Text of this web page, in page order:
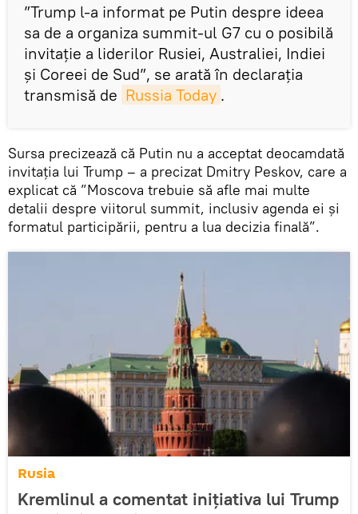
”Trump l-a informat pe Putin despre ideea
sa de a organiza summit-ul G7 cu o posibilă
invitație a liderilor Rusiei, Australiei, Indiei
și Coreei de Sud”, se arată în declarația
transmisă de Russia Today .
Sursa precizează că Putin nu a acceptat deocamdată
invitația lui Trump – a precizat Dmitry Peskov, care a
explicat că ”Moscova trebuie să afle mai multe
detalii despre viitorul summit, inclusiv agenda ei și
formatul participării, pentru a lua decizia finală”.
Rusia
Kremlinul a comentat inițiativa lui Trump